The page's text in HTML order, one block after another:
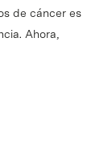
de cáncer es
Ahora,